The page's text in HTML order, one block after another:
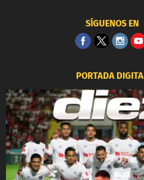
SÍGUENOS EN
PORTADA